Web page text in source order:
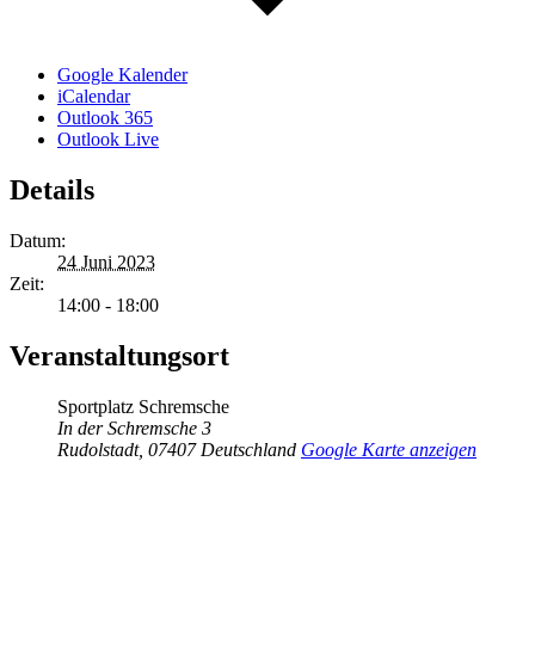
Google Kalender
iCalendar
Outlook 365
Outlook Live
Details
Datum:
24 Juni 2023
Zeit:
14:00 - 18:00
Veranstaltungsort
Sportplatz Schremsche
In der Schremsche 3
Rudolstadt, 07407 Deutschland Google Karte anzeigen